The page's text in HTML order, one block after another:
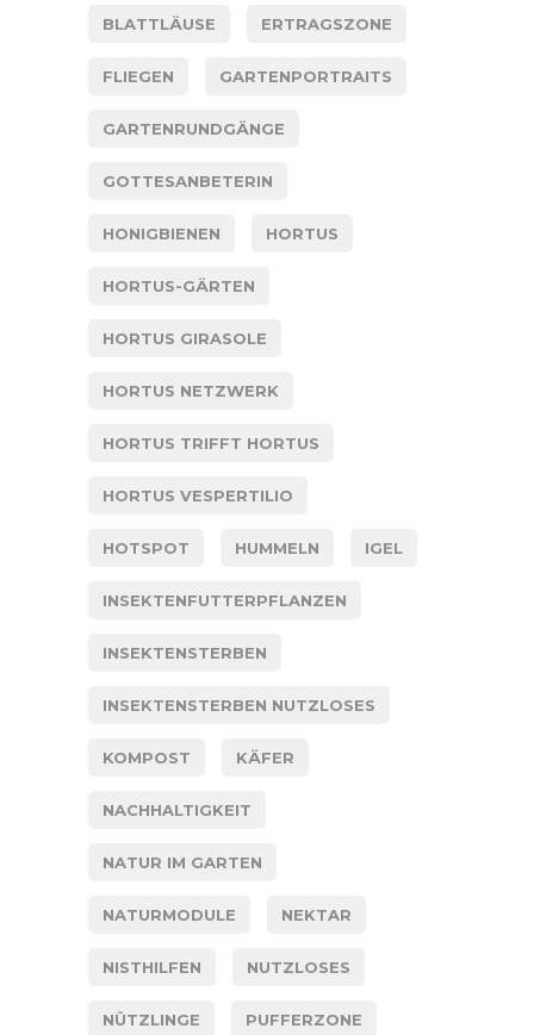
BLATTLÄUSE ERTRAGSZONE
FLIEGEN GARTENPORTRAITS
GARTENRUNDGÄNGE
GOTTESANBETERIN
HONIGBIENEN HORTUS
HORTUS-GÄRTEN
HORTUS GIRASOLE
HORTUS NETZWERK
HORTUS TRIFFT HORTUS
HORTUS VESPERTILIO
HOTSPOT HUMMELN IGEL
INSEKTENFUTTERPFLANZEN
INSEKTENSTERBEN
INSEKTENSTERBEN NUTZLOSES
KOMPOST KÄFER
NACHHALTIGKEIT
NATUR IM GARTEN
NATURMODULE NEKTAR
NISTHILFEN NUTZLOSES
NÜTZLINGE PUFFERZONE